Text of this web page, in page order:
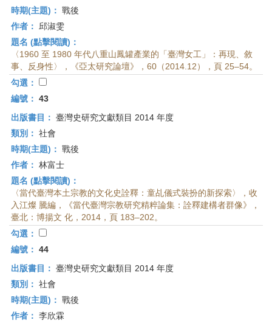
時期(主題)： 戰後
作者：
邱淑雯
題名 (點擊閱讀)：
〈1960 至 1980 年代八重山鳳罐產業的「臺灣女工」：再現、敘
事、反身性〉，《亞太研究論壇》，60（2014.12），頁 25–54。
勾選：
編號： 43
出版書目： 臺灣史研究文獻類目 2014 年度
類別： 社會
時期(主題)： 戰後
作者： 林富士
題名 (點擊閱讀)：
〈當代臺灣本土宗教的文化史詮釋：童乩儀式裝扮的新探索〉，收
入江燦 騰編，《當代臺灣宗教研究精粹論集：詮釋建構者群像》，
臺北：博揚文 化，2014，頁 183–202。
勾選：
編號： 44
出版書目： 臺灣史研究文獻類目 2014 年度
類別： 社會
時期(主題)： 戰後
作者： 李欣霖